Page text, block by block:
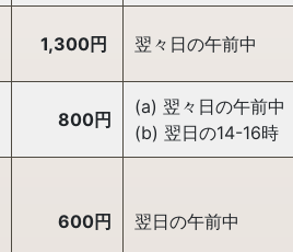
1,300円 翌々日の午前中
800円
(a) 翌々日の午前中
(b) 翌日の14-16時
600円 翌日の午前中